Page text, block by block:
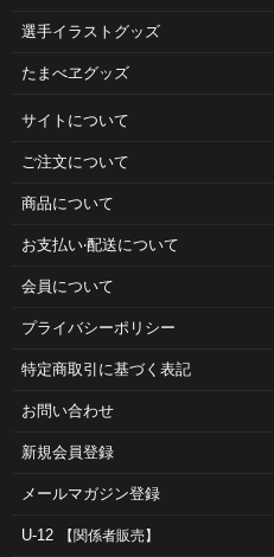
選手イラストグッズ
たまべヱグッズ
サイトについて
ご注⽂について
商品について
お⽀払い‧配送について
会員について
プライバシーポリシー
特定商取引に基づく表記
お問い合わせ
新規会員登録
メールマガジン登録
U-12 【関係者販売】